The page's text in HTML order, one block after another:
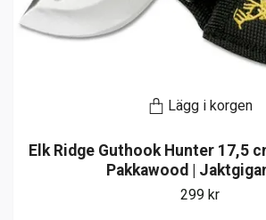
Lägg i korgen
Elk Ridge Guthook Hunter 17,5
Pakkawood |
299 kr